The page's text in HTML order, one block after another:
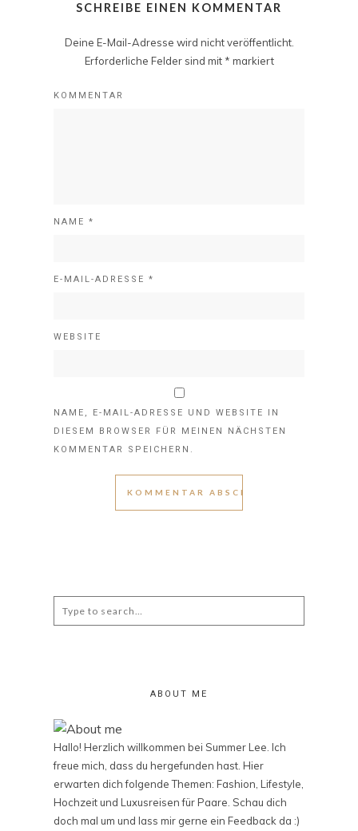
SCHREIBE EINEN KOMMENTAR
Deine E-Mail-Adresse wird nicht veröffentlicht.
Erforderliche Felder sind mit * markiert
KOMMENTAR
NAME *
E-MAIL-ADRESSE *
WEBSITE
NAME, E-MAIL-ADRESSE UND WEBSITE IN
DIESEM BROWSER FÜR MEINEN NÄCHSTEN
KOMMENTAR SPEICHERN.
for:
ABOUT ME
Hallo! Herzlich willkommen bei Summer Lee. Ich
freue mich, dass du hergefunden hast. Hier
erwarten dich folgende Themen: Fashion, Lifestyle,
Hochzeit und Luxusreisen für Paare. Schau dich
doch mal um und lass mir gerne ein Feedback da :)